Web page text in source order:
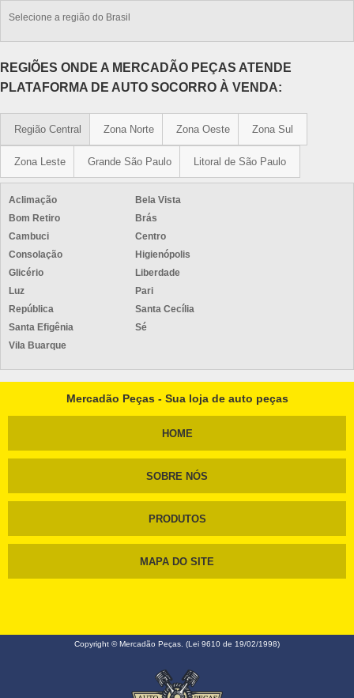
Selecione a região do Brasil
REGIÕES ONDE A MERCADÃO PEÇAS ATENDE
PLATAFORMA DE AUTO SOCORRO À VENDA:
Região Central Zona Norte Zona Oeste Zona Sul
Zona Leste Grande São Paulo Litoral de São Paulo
Aclimação
Bela Vista
Bom Retiro
Brás
Cambuci
Centro
Consolação
Higienópolis
Glicério
Liberdade
Luz
Pari
República
Santa Cecília
Santa Efigênia
Sé
Vila Buarque
Mercadão Peças - Sua loja de auto peças
HOME
SOBRE NÓS
PRODUTOS
MAPA DO SITE
Copyright © Mercadão Peças. (Lei 9610 de 19/02/1998)